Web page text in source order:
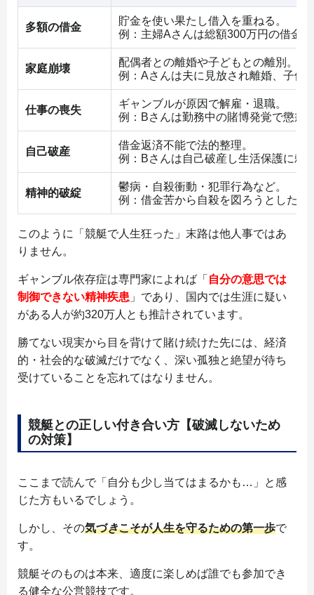
多額の借金
貯金を使い果たし借入を重ねる。
例：主婦Aさんは総額300万円の借金
家庭崩壊
配偶者との離婚や子どもとの離別。
例：Aさんは夫に見放され離婚、子供
仕事の喪失
ギャンブルが原因で解雇・退職。
例：Bさんは勤務中の賭博発覚で懲戒
自己破産
借金返済不能で法的整理。
例：Bさんは自己破産し生活保護に頼
精神的破綻
鬱病・自殺衝動・犯罪行為など。
例：借金苦から自殺を図ろうとしたケ
このように「競艇で人生狂った」末路は他人事ではあ
りません。
ギャンブル依存症は専門家によれば「 自分の意思では
制御できない精神疾患 」であり、国内では生涯に疑い
がある人が約320万人とも推計されています。
勝てない現実から目を背けて賭け続けた先には、経済
的・社会的な破滅だけでなく、深い孤独と絶望が待ち
受けていることを忘れてはなりません。
競艇との正しい付き合い方【破滅しないため
の対策】
ここまで読んで「自分も少し当てはまるかも…」と感
じた方もいるでしょう。
しかし、その気づきこそが人生を守るための第一歩で
す。
競艇そのものは本来、適度に楽しめば誰でも参加でき
る健全な公営競技です。